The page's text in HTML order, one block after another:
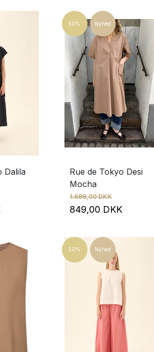
Dalila
50% Nyhed
Rue de Tokyo Desi
Mocha
1.699,00 DKK
849,00 DKK
50% Nyhed